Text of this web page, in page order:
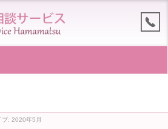
ブ: 2020年5月